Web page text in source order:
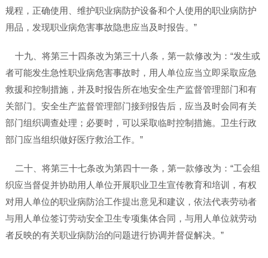
规程，正确使用、维护职业病防护设备和个人使用的职业病防护
用品，发现职业病危害事故隐患应当及时报告。”
十九、将第三十四条改为第三十八条，第一款修改为：“发生或
者可能发生急性职业病危害事故时，用人单位应当立即采取应急
救援和控制措施，并及时报告所在地安全生产监督管理部门和有
关部门。安全生产监督管理部门接到报告后，应当及时会同有关
部门组织调查处理；必要时，可以采取临时控制措施。卫生行政
部门应当组织做好医疗救治工作。”
二十、将第三十七条改为第四十一条，第一款修改为：“工会组
织应当督促并协助用人单位开展职业卫生宣传教育和培训，有权
对用人单位的职业病防治工作提出意见和建议，依法代表劳动者
与用人单位签订劳动安全卫生专项集体合同，与用人单位就劳动
者反映的有关职业病防治的问题进行协调并督促解决。”